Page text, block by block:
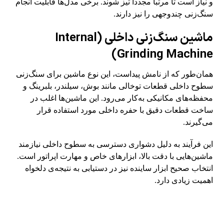
و نیاز است تا مرتباً مجدداً تیز شوند. برخی مدل‌ها قابلیت انجام
سنگ‌زنی چندوجهی را نیز دارند.
ماشین سنگ‌زنی داخلی (Internal
Grinding Machine)
همان‌طور که از نامش پیداست، این نوع ماشین برای سنگ‌زنی
سطوح داخلی قطعات توخالی مانند بوش، سیلندر، بلبرینگ و
محفظه‌های مکانیکی به‌کار می‌رود. این ماشین‌ها اغلب در
ساخت قطعات دقیق با حفره داخلی مورد استفاده قرار
می‌گیرند.
این فرآیند به دلیل دشواری دسترسی به سطوح داخلی نیازمند
ماشین‌هایی با دقت بالا، ابزارهای خاص و مهارت اپراتور است.
انتخاب صحیح ابزار ساینده نیز در دستیابی به نتیجه‌ی دلخواه
اهمیت زیادی دارد.